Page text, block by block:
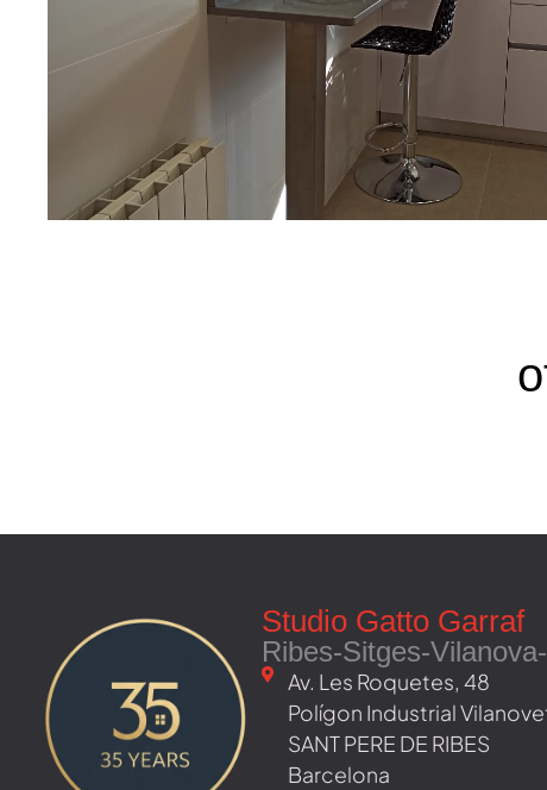
Studio Gatto Garraf
Ribes-Sitges-
Av. Les Roquetes, 48 ​
Polígon Industrial
SANT PERE DE RIBES
Barcelona